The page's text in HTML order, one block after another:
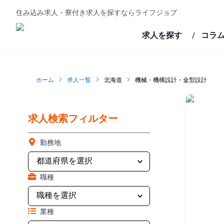
住み込み求人・寮付き求人を探すならライフジョブ
求人を探す / コラ
ホーム 求人一覧 北海道 機械・機構設計・金型設計
求人検索フィルター
勤務地
職種
業種